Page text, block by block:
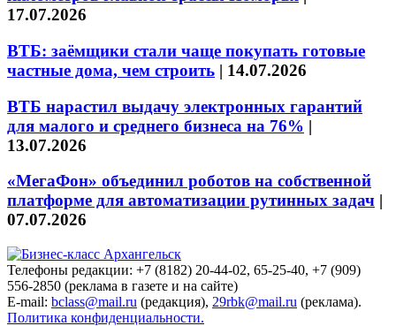
17.07.2026
ВТБ: заёмщики стали чаще покупать готовые
частные дома, чем строить | 14.07.2026
ВТБ нарастил выдачу электронных гарантий
для малого и среднего бизнеса на 76% |
13.07.2026
«МегаФон» объединил роботов на собственной
платформе для автоматизации рутинных задач |
07.07.2026
Телефоны редакции: +7 (8182) 20-44-02, 65-25-40, +7 (909)
556-2850 (реклама в газете и на сайте)
E-mail: bclass@mail.ru (редакция), 29rbk@mail.ru (реклама).
Политика конфиденциальности.